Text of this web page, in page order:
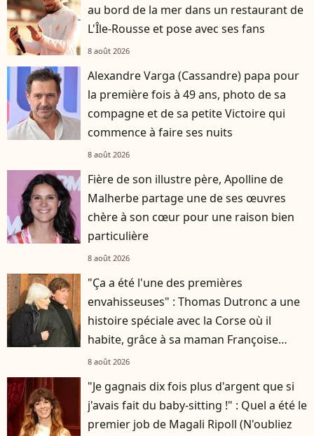
au bord de la mer dans un restaurant de
L'Île-Rousse et pose avec ses fans
8 août 2026
Alexandre Varga (Cassandre) papa pour
la première fois à 49 ans, photo de sa
compagne et de sa petite Victoire qui
commence à faire ses nuits
8 août 2026
Fière de son illustre père, Apolline de
Malherbe partage une de ses œuvres
chère à son cœur pour une raison bien
particulière
8 août 2026
"Ça a été l'une des premières
envahisseuses" : Thomas Dutronc a une
histoire spéciale avec la Corse où il
habite, grâce à sa maman Françoise
Hardy
8 août 2026
"Je gagnais dix fois plus d'argent que si
j'avais fait du baby-sitting !" : Quel a été le
premier job de Magali Ripoll (N'oubliez